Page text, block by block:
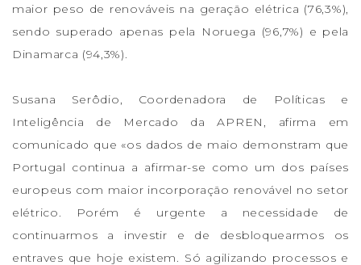
maior peso de renováveis na geração elétrica (76,3%),
sendo superado apenas pela Noruega (96,7%) e pela
Dinamarca (94,3%).
Susana Serôdio, Coordenadora de Políticas e
Inteligência de Mercado da APREN, afirma em
comunicado que «os dados de maio demonstram que
Portugal continua a afirmar-se como um dos países
europeus com maior incorporação renovável no setor
elétrico. Porém é urgente a necessidade de
continuarmos a investir e de desbloquearmos os
entraves que hoje existem. Só agilizando processos e